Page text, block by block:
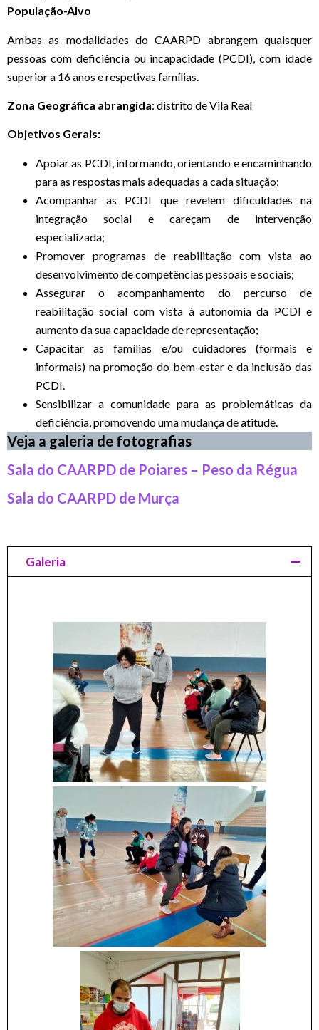
População-Alvo
Ambas as modalidades do CAARPD abrangem quaisquer
pessoas com deficiência ou incapacidade (PCDI), com idade
superior a 16 anos e respetivas famílias.
Zona Geográfica abrangida: distrito de Vila Real
Objetivos Gerais:
Apoiar as PCDI, informando, orientando e encaminhando
para as respostas mais adequadas a cada situação;
Acompanhar as PCDI que revelem dificuldades na
integração social e careçam de intervenção
especializada;
Promover programas de reabilitação com vista ao
desenvolvimento de competências pessoais e sociais;
Assegurar o acompanhamento do percurso de
reabilitação social com vista à autonomia da PCDI e
aumento da sua capacidade de representação;
Capacitar as famílias e/ou cuidadores (formais e
informais) na promoção do bem-estar e da inclusão das
PCDI.
Sensibilizar a comunidade para as problemáticas da
deficiência, promovendo uma mudança de atitude.
Veja a galeria de fotografias
Sala do CAARPD de Poiares – Peso da Régua
Sala do CAARPD de Murça
Galeria